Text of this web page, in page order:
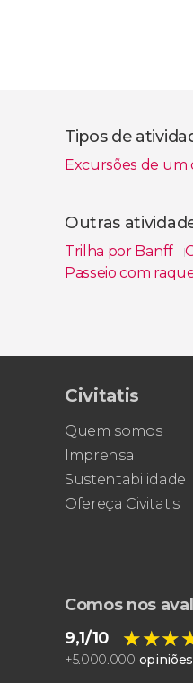
Tipos de
Excursões de um
Outras
Trilha por Banff
Passeio com
Civitatis
Quem somos
Imprensa
Sustentabilidade
Ofereça Civitatis
Comos nos
9,1/10
+5.000.000